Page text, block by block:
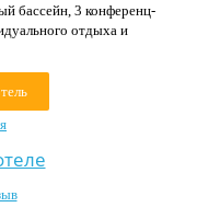
бассейн, 3 конференц-
отдыха и